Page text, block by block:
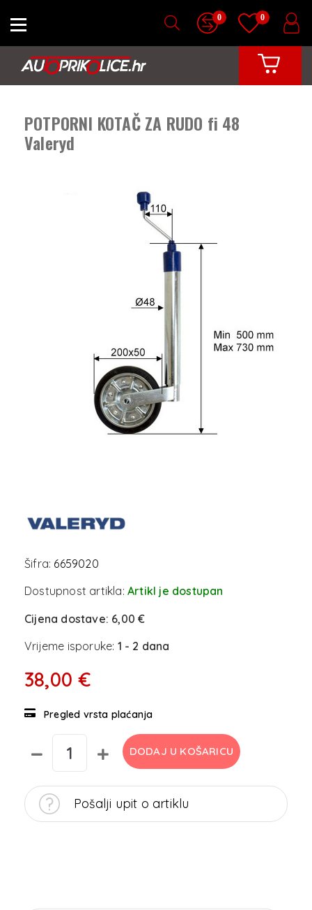
0 0
POTPORNI KOTAČ ZA RUDO fi 48
Valeryd
Šifra: 6659020
Dostupnost artikla: Artikl je dostupan
Cijena dostave: 6,00 €
Vrijeme isporuke: 1 - 2 dana
38,00 €
Pregled vrsta plaćanja
DODAJ U KOŠARICU
Pošalji upit o artiklu